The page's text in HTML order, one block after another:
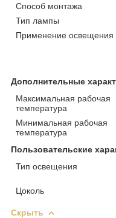
Способ монтажа
Тип лампы
Применение освещения
Дополнительные
Максимальная рабочая
температура
Минимальная рабочая
температура
Пользовательские
Тип освещения
Цоколь
Скрыть